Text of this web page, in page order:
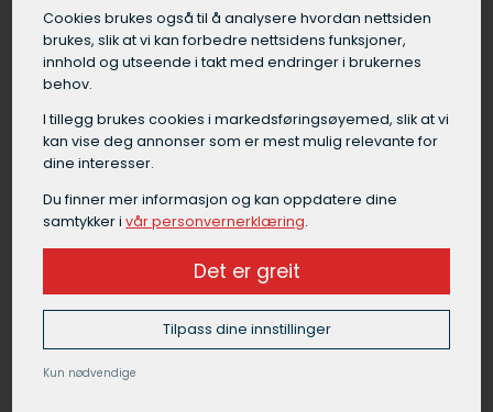
Grunnarbeid i Våler er en samlebetegnelse på
alt arbeid som må gjøres på tomten før selve
byggingen kan starte. Grunnarbeid i Våler
omfatter blant annet forundersøkelser av
grunnen, graving av byggegrop, drenering rundt
fundament, isolering under gulv,
masseutskifting, etablering av fundament og
Et godt grunnarbeid i Våler legger et viktig
fundament for byggets stabilitet og funksjon,
og bør alltid utføres av en erfaren
maskinentreprenør.
Cookies brukes også til å analysere hvordan nettsiden
brukes, slik at vi kan forbedre nettsidens funksjoner,
innhold og utseende i takt med endringer i brukernes
behov.
I tillegg brukes cookies i markedsførings­øyemed, slik at vi
kan vise deg annonser som er mest mulig relevante for
dine interesser.
Du finner mer informasjon og kan oppdatere dine
samtykker ivår personvernerklæring.
Det er greit
Tilpass dine innstillinger
Kun nødvendige